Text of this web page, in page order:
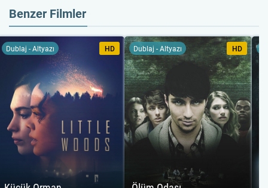
Benzer Filmler
Dublaj - Altyazı HD Dublaj - Altyazı HD